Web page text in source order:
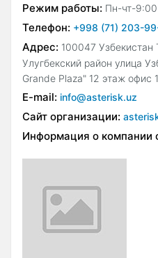
Режим работы: Пн-чт-
Телефон: +998 (71) 203-
Адрес: 100047
Улугбекский район улица
Grande Plaza" 12 этаж офис
E-mail: info@asterisk.uz
Сайт организации:
Информация о компании